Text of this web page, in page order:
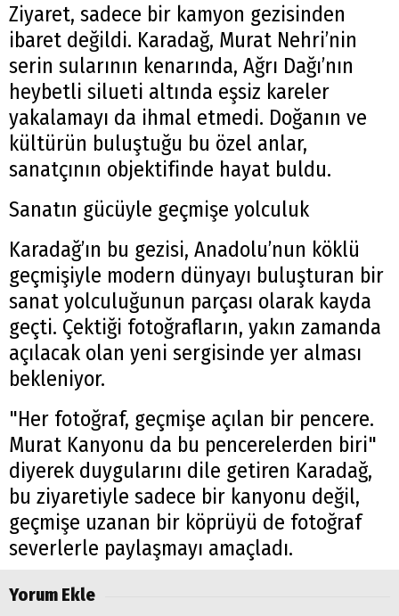
Ziyaret, sadece bir kamyon gezisinden
ibaret değildi. Karadağ, Murat Nehri’nin
serin sularının kenarında, Ağrı Dağı’nın
heybetli silueti altında eşsiz kareler
yakalamayı da ihmal etmedi. Doğanın ve
kültürün buluştuğu bu özel anlar,
sanatçının objektifinde hayat buldu.
Sanatın gücüyle geçmişe yolculuk
Karadağ’ın bu gezisi, Anadolu’nun köklü
geçmişiyle modern dünyayı buluşturan bir
sanat yolculuğunun parçası olarak kayda
geçti. Çektiği fotoğrafların, yakın zamanda
açılacak olan yeni sergisinde yer alması
bekleniyor.
"Her fotoğraf, geçmişe açılan bir pencere.
Murat Kanyonu da bu pencerelerden biri"
diyerek duygularını dile getiren Karadağ,
bu ziyaretiyle sadece bir kanyonu değil,
geçmişe uzanan bir köprüyü de fotoğraf
severlerle paylaşmayı amaçladı.
Yorum Ekle